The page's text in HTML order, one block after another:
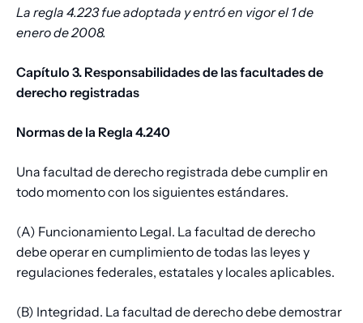
La regla 4.223 fue adoptada y entró en vigor el 1 de
enero de 2008.
Capítulo 3. Responsabilidades de las facultades de
derecho registradas
Normas de la Regla 4.240
Una facultad de derecho registrada debe cumplir en
todo momento con los siguientes estándares.
(A) Funcionamiento Legal. La facultad de derecho
debe operar en cumplimiento de todas las leyes y
regulaciones federales, estatales y locales aplicables.
(B) Integridad. La facultad de derecho debe demostrar